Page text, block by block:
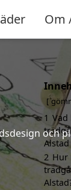
Om
och
1 Vad
2 Hur